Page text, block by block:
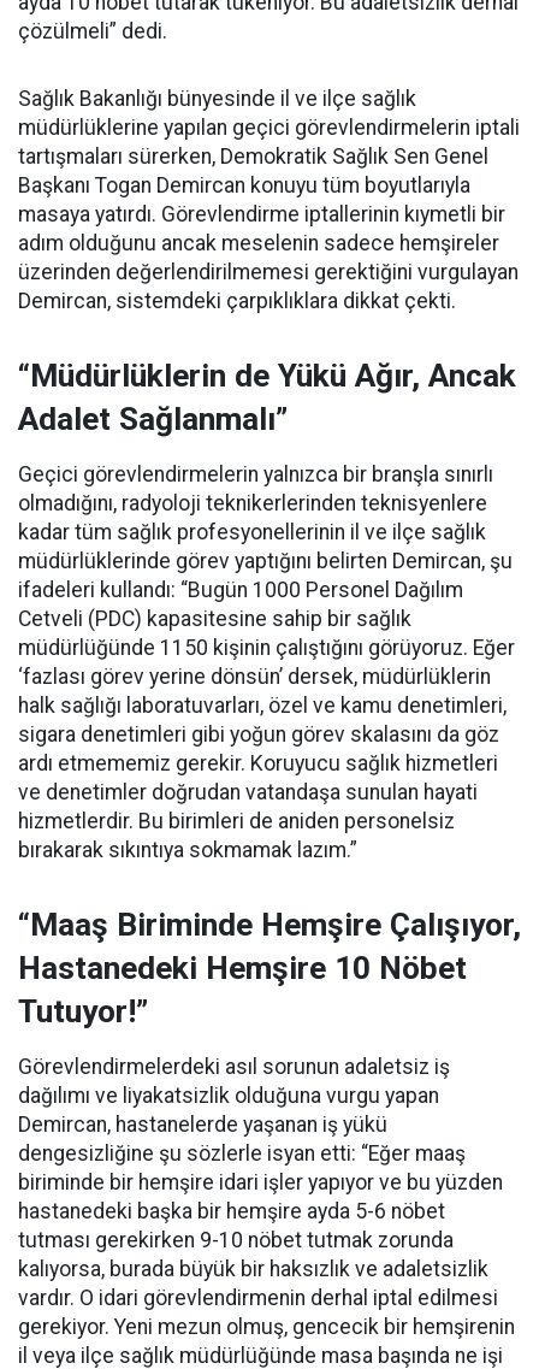
çözülmeli” dedi.
Sağlık Bakanlığı bünyesinde il ve ilçe sağlık
müdürlüklerine yapılan geçici görevlendirmelerin iptali
tartışmaları sürerken, Demokratik Sağlık Sen Genel
Başkanı Togan Demircan konuyu tüm boyutlarıyla
masaya yatırdı. Görevlendirme iptallerinin kıymetli bir
adım olduğunu ancak meselenin sadece hemşireler
üzerinden değerlendirilmemesi gerektiğini vurgulayan
Demircan, sistemdeki çarpıklıklara dikkat çekti.
“Müdürlüklerin de Yükü Ağır, Ancak
Adalet Sağlanmalı”
Geçici görevlendirmelerin yalnızca bir branşla sınırlı
olmadığını, radyoloji teknikerlerinden teknisyenlere
kadar tüm sağlık profesyonellerinin il ve ilçe sağlık
müdürlüklerinde görev yaptığını belirten Demircan, şu
ifadeleri kullandı: “Bugün 1000 Personel Dağılım
Cetveli (PDC) kapasitesine sahip bir sağlık
müdürlüğünde 1150 kişinin çalıştığını görüyoruz. Eğer
‘fazlası görev yerine dönsün’ dersek, müdürlüklerin
halk sağlığı laboratuvarları, özel ve kamu denetimleri,
sigara denetimleri gibi yoğun görev skalasını da göz
ardı etmememiz gerekir. Koruyucu sağlık hizmetleri
ve denetimler doğrudan vatandaşa sunulan hayati
hizmetlerdir. Bu birimleri de aniden personelsiz
bırakarak sıkıntıya sokmamak lazım.”
“Maaş Biriminde Hemşire Çalışıyor,
Hastanedeki Hemşire 10 Nöbet
Tutuyor!”
Görevlendirmelerdeki asıl sorunun adaletsiz iş
dağılımı ve liyakatsizlik olduğuna vurgu yapan
Demircan, hastanelerde yaşanan iş yükü
dengesizliğine şu sözlerle isyan etti: “Eğer maaş
biriminde bir hemşire idari işler yapıyor ve bu yüzden
hastanedeki başka bir hemşire ayda 5-6 nöbet
tutması gerekirken 9-10 nöbet tutmak zorunda
kalıyorsa, burada büyük bir haksızlık ve adaletsizlik
vardır. O idari görevlendirmenin derhal iptal edilmesi
gerekiyor. Yeni mezun olmuş, gencecik bir hemşirenin
il veya ilçe sağlık müdürlüğünde masa başında ne işi